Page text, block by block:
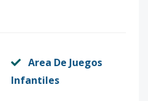
Area De Juegos
Infantiles